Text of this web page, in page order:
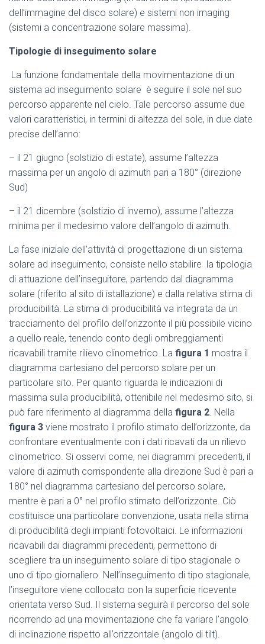
dell’immagine del disco solare) e sistemi non imaging
(sistemi a concentrazione solare massima).
Tipologie di inseguimento solare
La funzione fondamentale della movimentazione di un
sistema ad inseguimento solare è seguire il sole nel suo
percorso apparente nel cielo. Tale percorso assume due
valori caratteristici, in termini di altezza del sole, in due date
precise dell’anno:
– il 21 giugno (solstizio di estate), assume l’altezza
massima per un angolo di azimuth pari a 180° (direzione
Sud)
– il 21 dicembre (solstizio di inverno), assume l’altezza
minima per il medesimo valore dell’angolo di azimuth.
La fase iniziale dell’attività di progettazione di un sistema
solare ad inseguimento, consiste nello stabilire la tipologia
di attuazione dell’inseguitore, partendo dal diagramma
solare (riferito al sito di istallazione) e dalla relativa stima di
producibilità. La stima di producibilità va integrata da un
tracciamento del profilo dell’orizzonte il più possibile vicino
a quello reale, tenendo conto degli ombreggiamenti
ricavabili tramite rilievo clinometrico. La figura 1 mostra il
diagramma cartesiano del percorso solare per un
particolare sito. Per quanto riguarda le indicazioni di
massima sulla producibilità, ottenibile nel medesimo sito, si
può fare riferimento al diagramma della figura 2. Nella
figura 3 viene mostrato il profilo stimato dell’orizzonte, da
confrontare eventualmente con i dati ricavati da un rilievo
clinometrico. Si osservi come, nei diagrammi precedenti, il
valore di azimuth corrispondente alla direzione Sud è pari a
180° nel diagramma cartesiano del percorso solare,
mentre è pari a 0° nel profilo stimato dell’orizzonte. Ciò
costituisce una particolare convenzione, usata nella stima
di producibilità degli impianti fotovoltaici. Le informazioni
ricavabili dai diagrammi precedenti, permettono di
scegliere tra un inseguimento solare di tipo stagionale o
uno di tipo giornaliero. Nell’inseguimento di tipo stagionale,
l’inseguitore viene collocato con la superficie ricevente
orientata verso Sud. Il sistema seguirà il percorso del sole
ricorrendo ad una movimentazione che fa variare l’angolo
di inclinazione rispetto all’orizzontale (angolo di tilt).